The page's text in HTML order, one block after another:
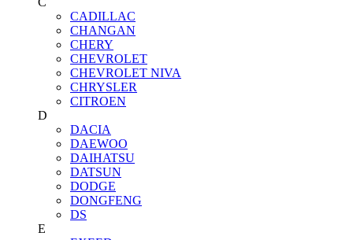
CADILLAC
CHANGAN
CHERY
CHEVROLET
CHEVROLET NIVA
CHRYSLER
CITROEN
D
DACIA
DAEWOO
DAIHATSU
DATSUN
DODGE
DONGFENG
DS
E